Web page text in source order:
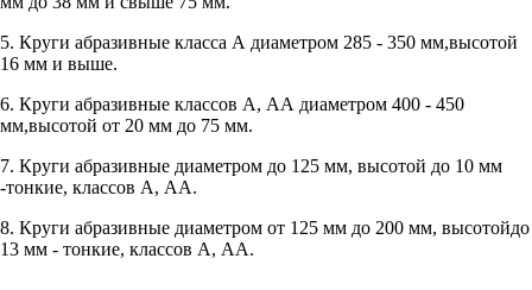
5. Круги абразивные класса А диаметром 285 - 350 мм,высотой
16 мм и выше.
6. Круги абразивные классов А, АА диаметром 400 - 450
мм,высотой от 20 мм до 75 мм.
7. Круги абразивные диаметром до 125 мм, высотой до 10 мм
-тонкие, классов А, АА.
8. Круги абразивные диаметром от 125 мм до 200 мм, высотойдо
13 мм - тонкие, классов А, АА.